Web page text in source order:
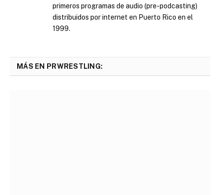
primeros programas de audio (pre-podcasting)
distribuidos por internet en Puerto Rico en el
1999.
MÁS EN PRWRESTLING: